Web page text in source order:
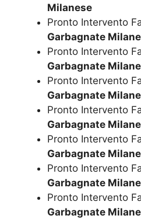
Milanese
Pronto Intervento
Garbagnate
Pronto Intervento
Garbagnate
Pronto Intervento
Garbagnate
Pronto Intervento
Garbagnate
Pronto Intervento
Garbagnate
Pronto Intervento
Garbagnate
Pronto Intervento
Garbagnate